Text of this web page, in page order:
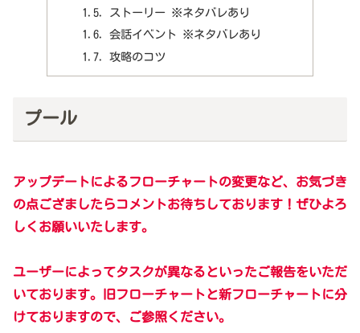
ストーリー ※ネタバレあり
会話イベント ※ネタバレあり
攻略のコツ
プール
アップデートによるフローチャートの変更など、お気づき
の点ござましたらコメントお待ちしております！ぜひよろ
しくお願いいたします。
ユーザーによってタスクが異なるといったご報告をいただ
いております。旧フローチャートと新フローチャートに分
けておりますので、ご参照ください。